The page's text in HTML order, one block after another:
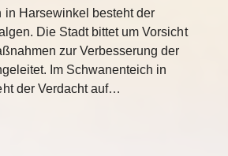
in Harsewinkel besteht der
Die Stadt bittet um Vorsicht
zur Verbesserung der
Im Schwanenteich in
der Verdacht auf…